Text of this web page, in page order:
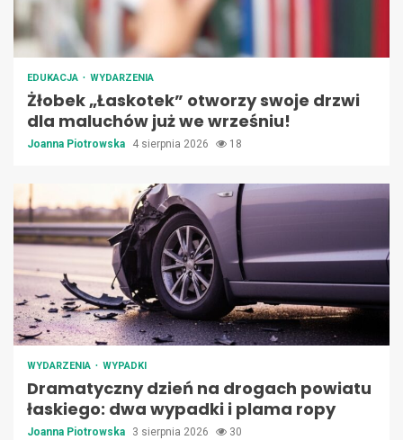
EDUKACJA WYDARZENIA
Żłobek „Łaskotek” otworzy swoje drzwi
dla maluchów już we wrześniu!
Joanna Piotrowska 4 sierpnia 2026 18
WYDARZENIA WYPADKI
Dramatyczny dzień na drogach powiatu
łaskiego: dwa wypadki i plama ropy
Joanna Piotrowska 3 sierpnia 2026 30